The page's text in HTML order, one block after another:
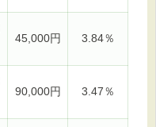
45,000円 3.84％
90,000円 3.47％